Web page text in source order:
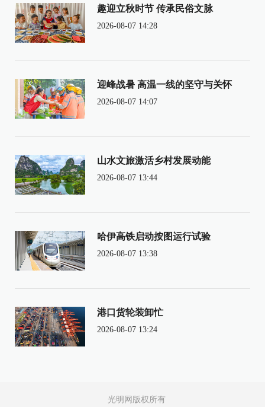
趣迎立秋时节 传承民俗文脉
2026-08-07 14:28
迎峰战暑 高温一线的坚守与关怀
2026-08-07 14:07
山水文旅激活乡村发展动能
2026-08-07 13:44
哈伊高铁启动按图运行试验
2026-08-07 13:38
港口货轮装卸忙
2026-08-07 13:24
光明网版权所有